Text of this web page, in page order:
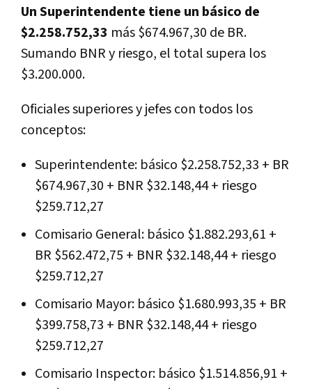
Un Superintendente tiene un básico de
$2.258.752,33 más $674.967,30 de BR.
Sumando BNR y riesgo, el total supera los
$3.200.000.
Oficiales superiores y jefes con todos los
conceptos:
Superintendente: básico $2.258.752,33 + BR
$674.967,30 + BNR $32.148,44 + riesgo
$259.712,27
Comisario General: básico $1.882.293,61 +
BR $562.472,75 + BNR $32.148,44 + riesgo
$259.712,27
Comisario Mayor: básico $1.680.993,35 + BR
$399.758,73 + BNR $32.148,44 + riesgo
$259.712,27
Comisario Inspector: básico $1.514.856,91 +